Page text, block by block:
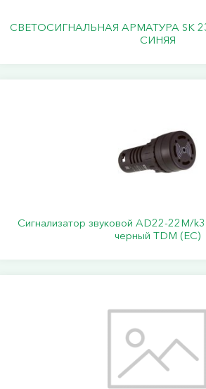
СВЕТОСИГНАЛЬНАЯ АРМАТУРА SK
СИНЯЯ
Сигнализатор звуковой AD22-22M/
черный TDM (ЕС)